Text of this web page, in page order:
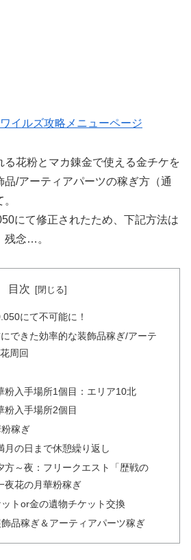
イルズ攻略メニューページ
る花粉とマカ錬金で使える金チケを
/アーティアパーツの稼ぎ方（通
にて修正されたため、下記方法は
残念…。
目次
にて不可能に！
できた効率的な装飾品稼ぎ/アーテ
周回
粉入手場所1個目：エリア10北
粉入手場所2個目
稼ぎ
月の日まで休憩繰り返し
方～夜：フリークエスト「歴戦の
夜花の月華粉稼ぎ
トor金の遺物チケット交換
品稼ぎ＆アーティアパーツ稼ぎ